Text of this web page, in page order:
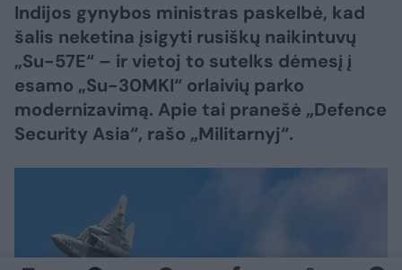
Indijos gynybos ministras paskelbė, kad
šalis neketina įsigyti rusiškų naikintuvų
„Su-57E“ – ir vietoj to sutelks dėmesį į
esamo „Su-30MKI“ orlaivių parko
modernizavimą. Apie tai pranešė „Defence
Security Asia“, rašo „Militarnyj“.